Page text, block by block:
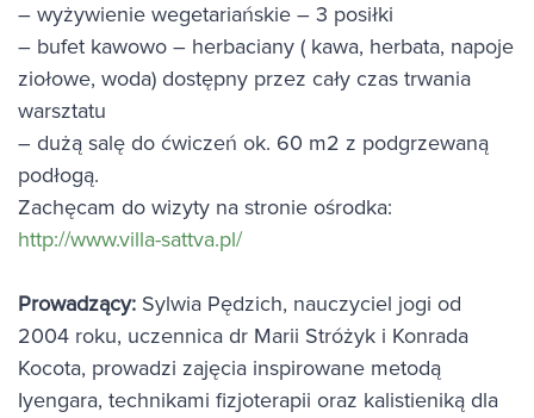
– wyżywienie wegetariańskie – 3 posiłki
– bufet kawowo – herbaciany ( kawa, herbata, napoje
ziołowe, woda) dostępny przez cały czas trwania
warsztatu
– dużą salę do ćwiczeń ok. 60 m2 z podgrzewaną
podłogą.
Zachęcam do wizyty na stronie ośrodka:
http://www.villa-sattva.pl/
Prowadzący: Sylwia Pędzich, nauczyciel jogi od
2004 roku, uczennica dr Marii Stróżyk i Konrada
Kocota, prowadzi zajęcia inspirowane metodą
Iyengara, technikami fizjoterapii oraz kalistieniką dla